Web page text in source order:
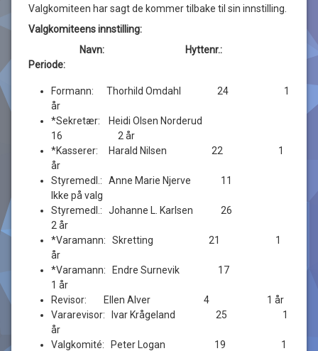
Valgkomiteen har sagt de kommer tilbake til sin innstilling.
Valgkomiteens innstilling:
Navn: Hyttenr.:
Periode:
Formann: Thorhild Omdahl 24 1
år
*Sekretær: Heidi Olsen Norderud
16 2 år
*Kasserer: Harald Nilsen 22 1
år
Styremedl.: Anne Marie Njerve 11
Ikke på valg
Styremedl.: Johanne L. Karlsen 26
2 år
*Varamann: Skretting 21 1
år
*Varamann: Endre Surnevik 17
1 år
Revisor: Ellen Alver 4 1 år
Vararevisor: Ivar Krågeland 25 1
år
Valgkomité: Peter Logan 19 1